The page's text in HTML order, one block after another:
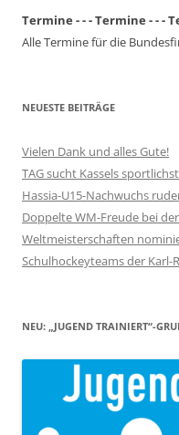
Termine - - - Termine - - -
Alle Termine für die
NEUESTE BEITRÄGE
Vielen Dank und alles Gute!
TAG sucht Kassels
Hassia-U15-Nachwuchs
Doppelte WM-Freude bei
Weltmeisterschaften
Schulhockeyteams der Karl-
NEU: „JUGEND TRAINIERT“-